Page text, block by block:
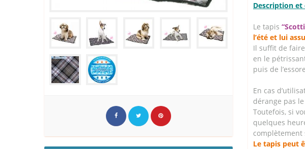
Description et
Le tapis
l’été et lui
Il suffit de
en le
puis de
En cas
dérange pas
Toutefois, si
quelques
complètement
Le tapis peut